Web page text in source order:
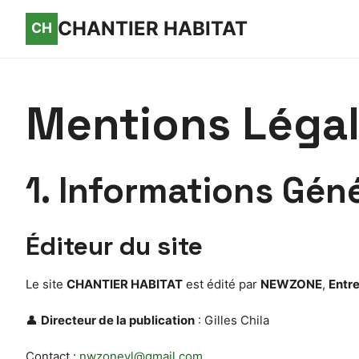
CHANTIER HABITAT
Mentions
1. Informations
Éditeur du site
Le site CHANTIER HABITAT est édité par NEWZONE,
👤 Directeur de la publication : Gilles Chila